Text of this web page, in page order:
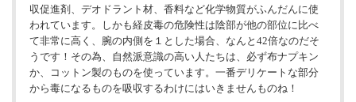
収促進剤、デオドラント材、香料など化学物質がふんだんに使
われています。しかも経皮毒の危険性は陰部が他の部位に比べ
て非常に高く、腕の内側を１とした場合、なんと42倍なのだそ
うです！その為、自然派意識の高い人たちは、必ず布ナプキン
か、コットン製のものを使っています。一番デリケートな部分
から毒になるものを吸収するわけにはいきませんものね！